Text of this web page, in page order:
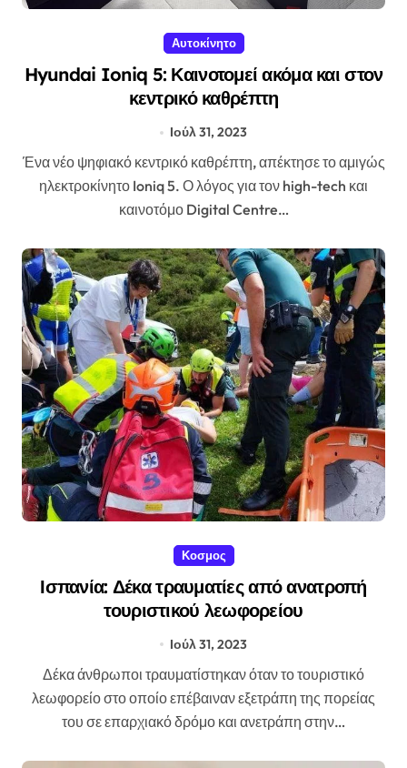
Αυτοκίνητο
Hyundai Ioniq 5: Καινοτομεί ακόμα και στον
κεντρικό καθρέπτη
Ιούλ 31, 2023
Ένα νέο ψηφιακό κεντρικό καθρέπτη, απέκτησε το αμιγώς
ηλεκτροκίνητο Ioniq 5. Ο λόγος για τον high-tech και
καινοτόμο Digital Centre…
Κοσμος
Ισπανία: Δέκα τραυματίες από ανατροπή
τουριστικού λεωφορείου
Ιούλ 31, 2023
Δέκα άνθρωποι τραυματίστηκαν όταν το τουριστικό
λεωφορείο στο οποίο επέβαιναν εξετράπη της πορείας
του σε επαρχιακό δρόμο και ανετράπη στην…